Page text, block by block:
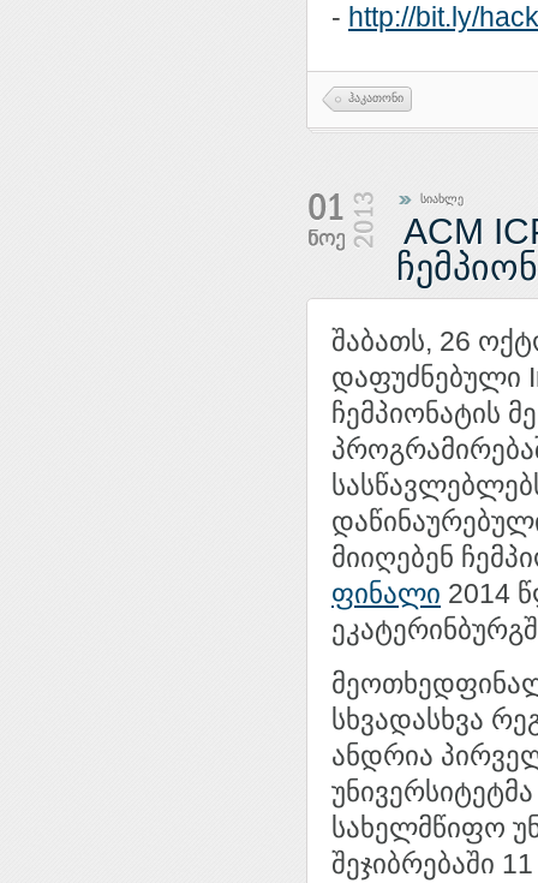
- http://bit.ly/
ჰაკათონი
სიახლე
ACM
შაბათს, 26
დაფუძნებული
ჩემპიონატის
მიიღებენ
ფინალი 2014
სხვადასხვა
ანდრია
სახელმწიფო
შეჯიბრებაში